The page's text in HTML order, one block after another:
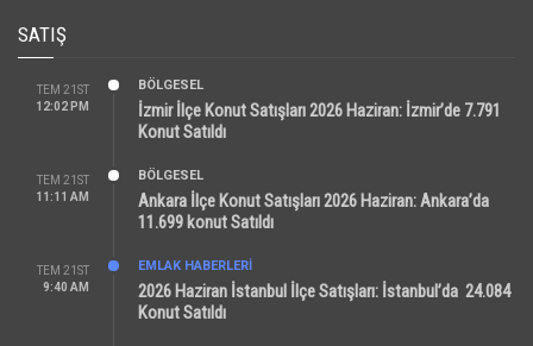
SATIŞ
TEM 21ST
12:02 PM
BÖLGESEL
İzmir İlçe Konut Satışları 2026 Haziran: İzmir’de 7.791
Konut Satıldı
TEM 21ST
11:11 AM
BÖLGESEL
Ankara İlçe Konut Satışları 2026 Haziran: Ankara’da
11.699 konut Satıldı
TEM 21ST
9:40 AM
EMLAK HABERLERI
2026 Haziran İstanbul İlçe Satışları: İstanbul’da 24.084
Konut Satıldı